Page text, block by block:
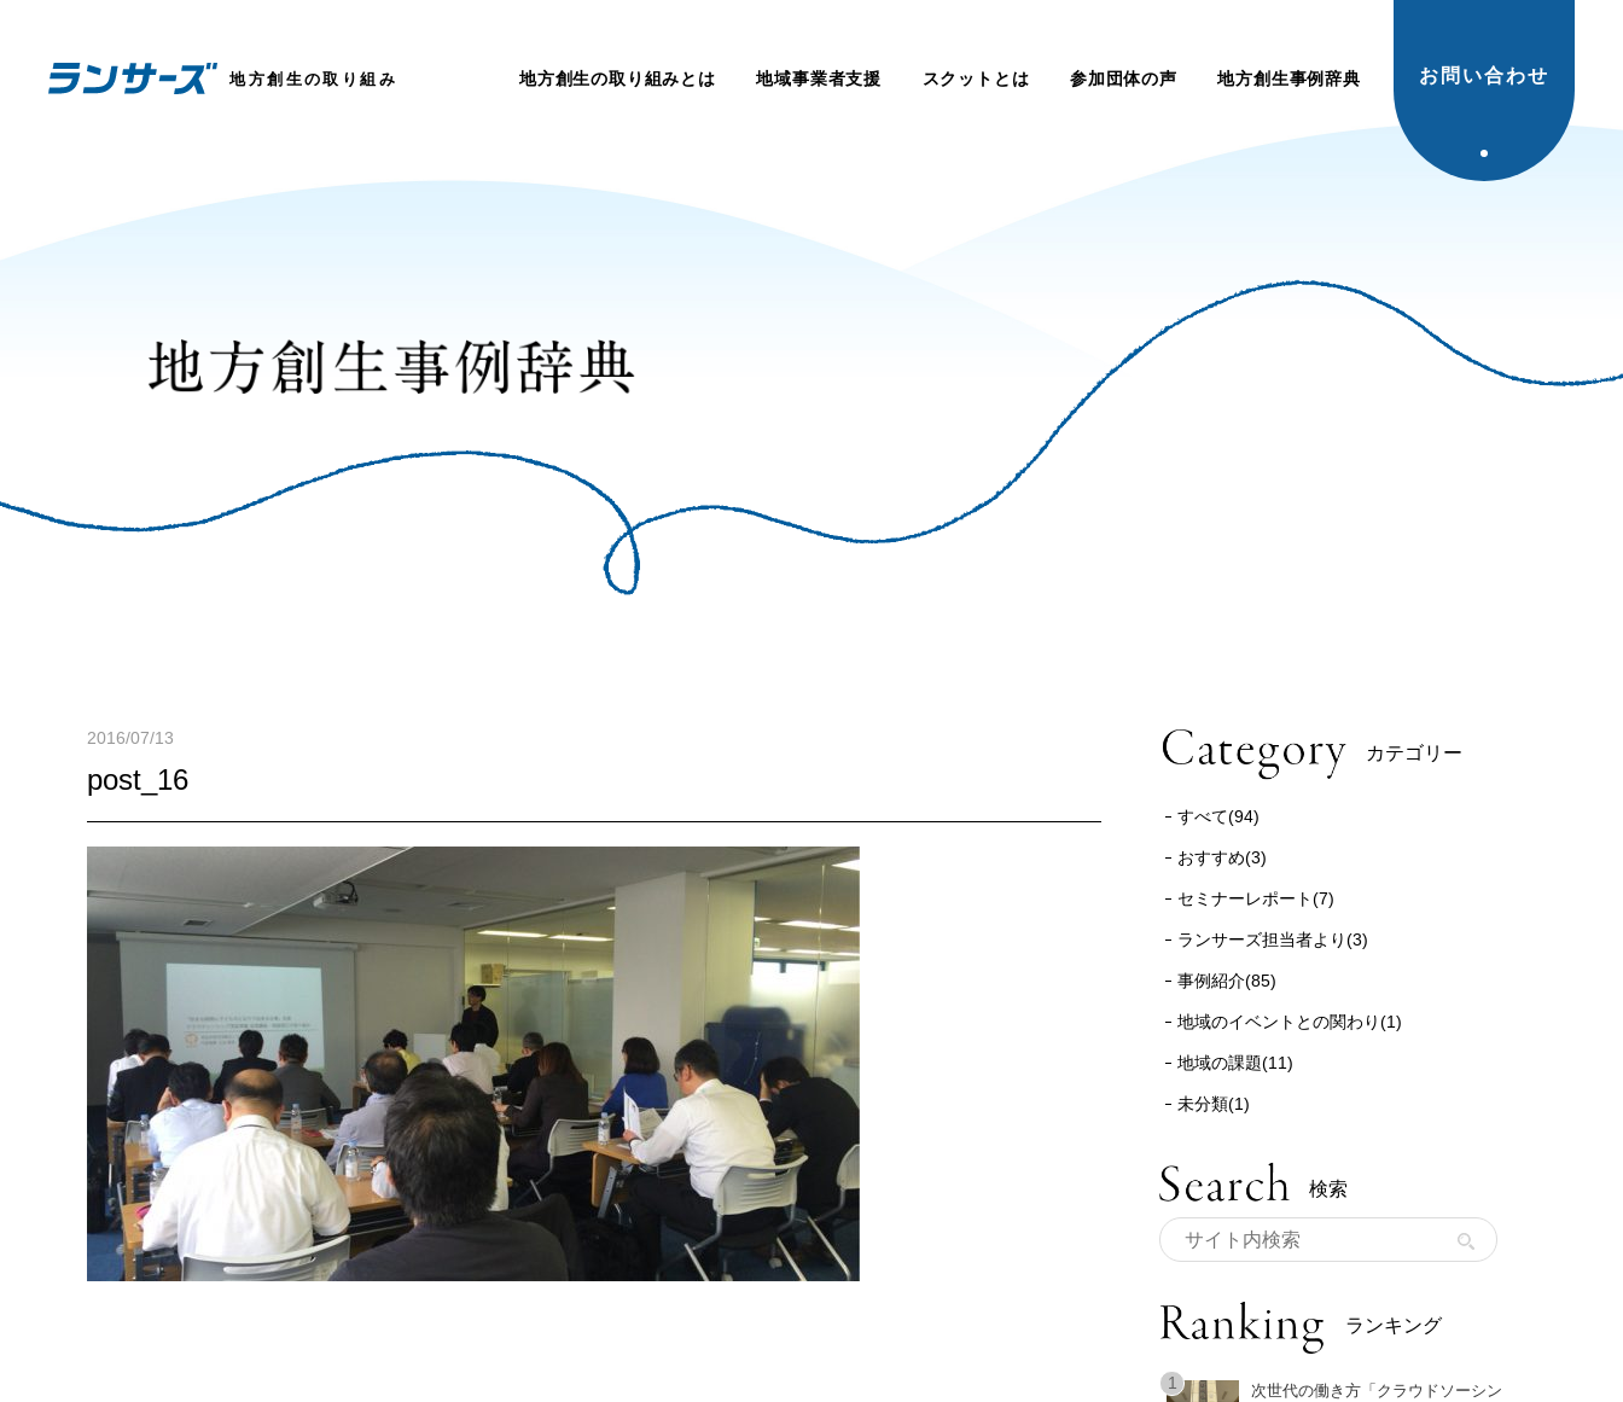
地方創生の取り組み 地方創生の取り組みとは 地域事業者支援 スクットとは 参加団体の声 地方創生事例辞典 お問い合わせ
2016/07/13
post_16
カテゴリー
すべて(94)
おすすめ(3)
セミナーレポート(7)
ランサーズ担当者より(3)
事例紹介(85)
地域のイベントとの関わり(1)
地域の課題(11)
未分類(1)
検索
ランキング
次世代の働き方「クラウドソーシン